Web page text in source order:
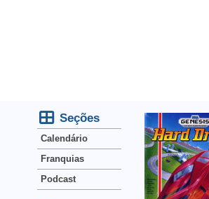
Seções
Calendário
Franquias
Podcast